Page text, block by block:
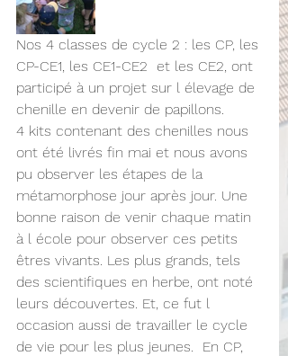
Nos 4 classes de cycle 2 : les CP, les
CP-CE1, les CE1-CE2  et les CE2, ont
participé à un projet sur l élevage de
chenille en devenir de papillons.
4 kits contenant des chenilles nous
ont été livrés fin mai et nous avons
pu observer les étapes de la
métamorphose jour après jour. Une
bonne raison de venir chaque matin
à l école pour observer ces petits
êtres vivants. Les plus grands, tels
des scientifiques en herbe, ont noté
leurs découvertes. Et, ce fut l
occasion aussi de travailler le cycle
de vie pour les plus jeunes.  En CP,